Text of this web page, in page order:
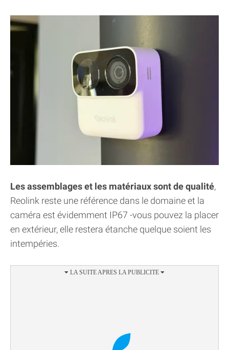
Les assemblages et les matériaux sont de qualité,
Reolink reste une référence dans le domaine et la
caméra est évidemment IP67 -vous pouvez la placer
en extérieur, elle restera étanche quelque soient les
intempéries.